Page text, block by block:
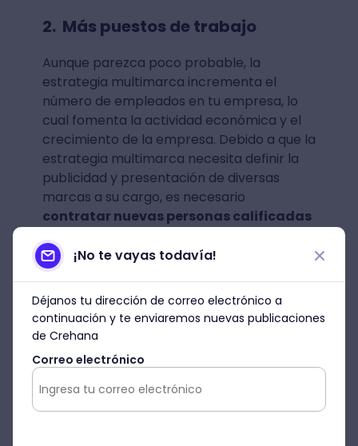
2. Más puestos de trabajo
Aunque parezca poco probable, la
estrategia multimarca incrementa el
número de empleados en tu empresa, lo
cual fomenta la actividad económica y el
crecimiento de la empresa. Debido a que la
estrategia multimarca necesita definir la
publicidad y presentación de diversas
marcas a su cargo, es necesario
contratar nuevas personas calificadas
para los puestos.
3. Liderazgo en el mercado
Una de las razones por las que las
empresas implementan la estrategia
hacerse presente en el mercado.
Definitivamente, este tipo de estrategia te
¡No te vayas todavía!
Déjanos tu dirección de correo electrónico a
continuación y te enviaremos nuevas publicaciones
de Crehana
Correo electrónico